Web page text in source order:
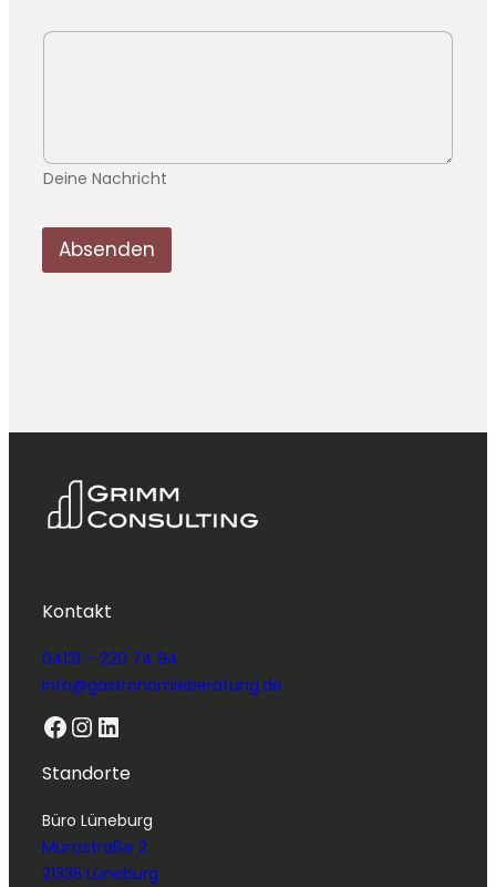
Deine Nachricht
Absenden
Kontakt
04131 – 220 74 94
info@gastronomieberatung.de
Facebook InstagramLinkedIn
Standorte
Büro Lüneburg
Münzstraße 2
21335 Lüneburg